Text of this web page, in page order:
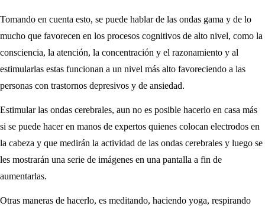
Tomando en cuenta esto, se puede hablar de las ondas gama y de lo
mucho que favorecen en los procesos cognitivos de alto nivel, como la
consciencia, la atención, la concentración y el razonamiento y al
estimularlas estas funcionan a un nivel más alto favoreciendo a las
personas con trastornos depresivos y de ansiedad.
Estimular las ondas cerebrales, aun no es posible hacerlo en casa más
si se puede hacer en manos de expertos quienes colocan electrodos en
la cabeza y que medirán la actividad de las ondas cerebrales y luego se
les mostrarán una serie de imágenes en una pantalla a fin de
aumentarlas.
Otras maneras de hacerlo, es meditando, haciendo yoga, respirando